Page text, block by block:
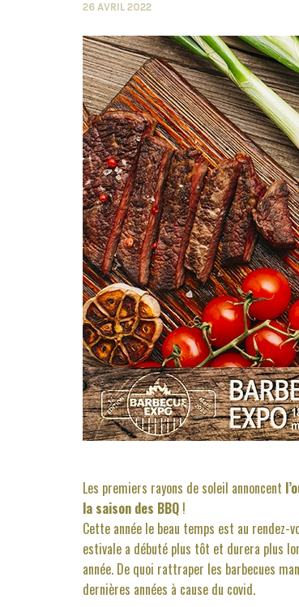
26 AVRIL 2022
Les premiers rayons de soleil annoncent
la saison des BBQ !
Cette année le beau temps est au rendez-
estivale a débuté plus tôt et durera plus
année. De quoi rattraper les barbecues
dernières années à cause du covid.